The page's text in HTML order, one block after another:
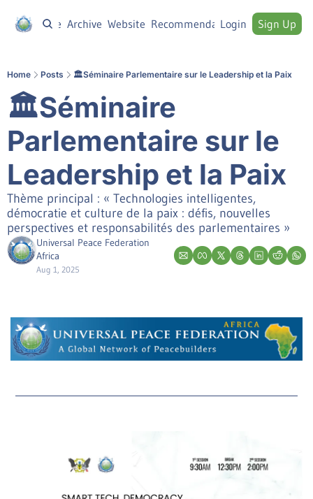
Home Archive Website Recommendations
Login Sign Up
Home Posts 🏛Séminaire Parlementaire sur le Leadership et la Paix
🏛Séminaire
Parlementaire sur le
Leadership et la Paix
Thème principal : « Technologies intelligentes,
démocratie et culture de la paix : défis, nouvelles
perspectives et responsabilités des parlementaires »
Universal Peace Federation
Africa
Aug 1, 2025